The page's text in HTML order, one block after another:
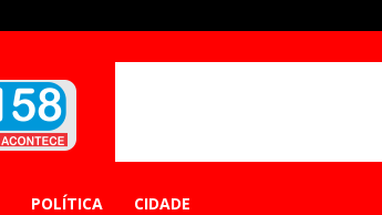
POLÍTICA CIDADE